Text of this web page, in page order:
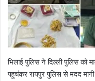
भिलाई पुलिस ने दिल्ली पुलिस को
पहुचंकर रायपुर पुलिस से मदद